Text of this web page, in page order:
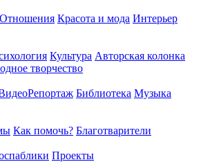
Отношения Красота и мода Интерьер
Культура Авторская колонка
творчество
Библиотека Музыка
Как помочь? Благотварители
Проекты